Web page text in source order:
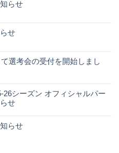
らせ
せ
選考会の受付を開始しまし
26シーズン オフィシャルパー
せ
らせ